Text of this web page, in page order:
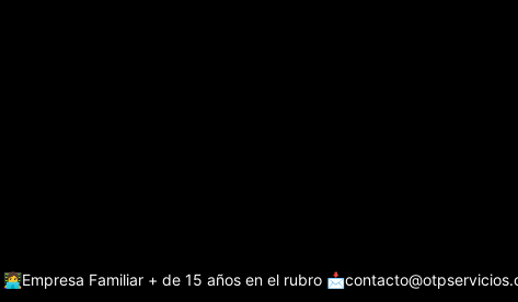
👩‍💻Empresa Familiar + de 15 años en el rubro